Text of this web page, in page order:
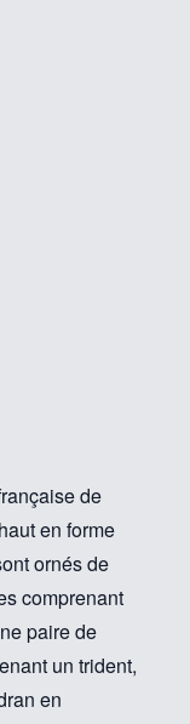
de
en forme
ornés de
comprenant
paire de
un trident,
en